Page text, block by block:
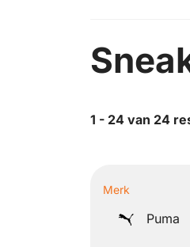
1 - 24 van 24
Merk
Puma